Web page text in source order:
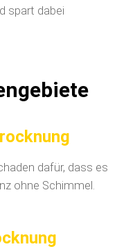
spart dabei
dafür, dass es
ohne Schimmel.